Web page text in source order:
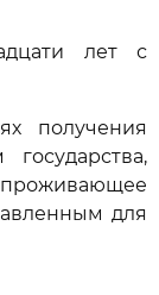
лет с
получения
проживающее
для